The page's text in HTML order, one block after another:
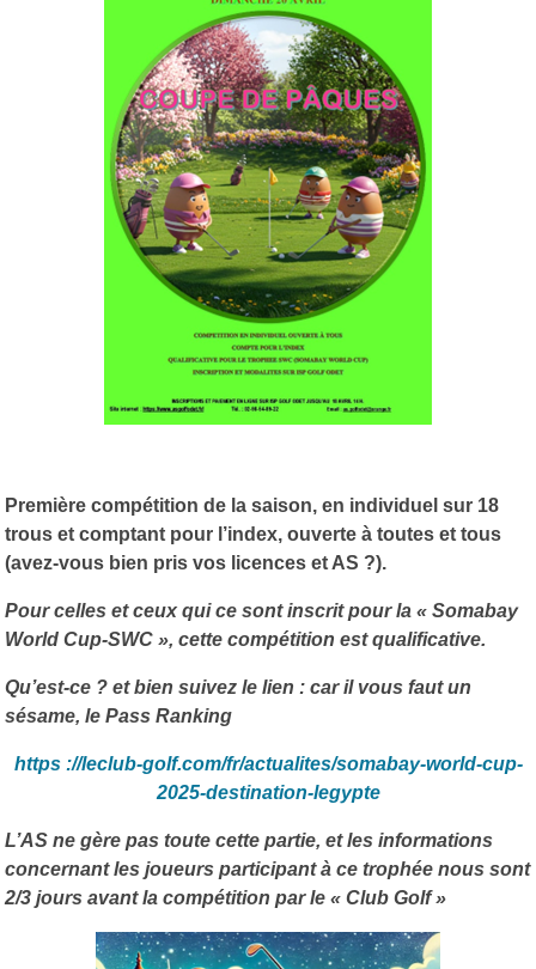
Première compétition de la saison, en individuel sur 18
trous et comptant pour l’index, ouverte à toutes et tous
(avez-vous bien pris vos licences et AS ?).
Pour celles et ceux qui ce sont inscrit pour la « Somabay
World Cup-SWC », cette compétition est qualificative.
Qu’est-ce ? et bien suivez le lien : car il vous faut un
sésame, le Pass Ranking
https ://leclub-golf.com/fr/actualites/somabay-world-cup-
2025-destination-legypte
L’AS ne gère pas toute cette partie, et les informations
concernant les joueurs participant à ce trophée nous sont
2/3 jours avant la compétition par le « Club Golf »